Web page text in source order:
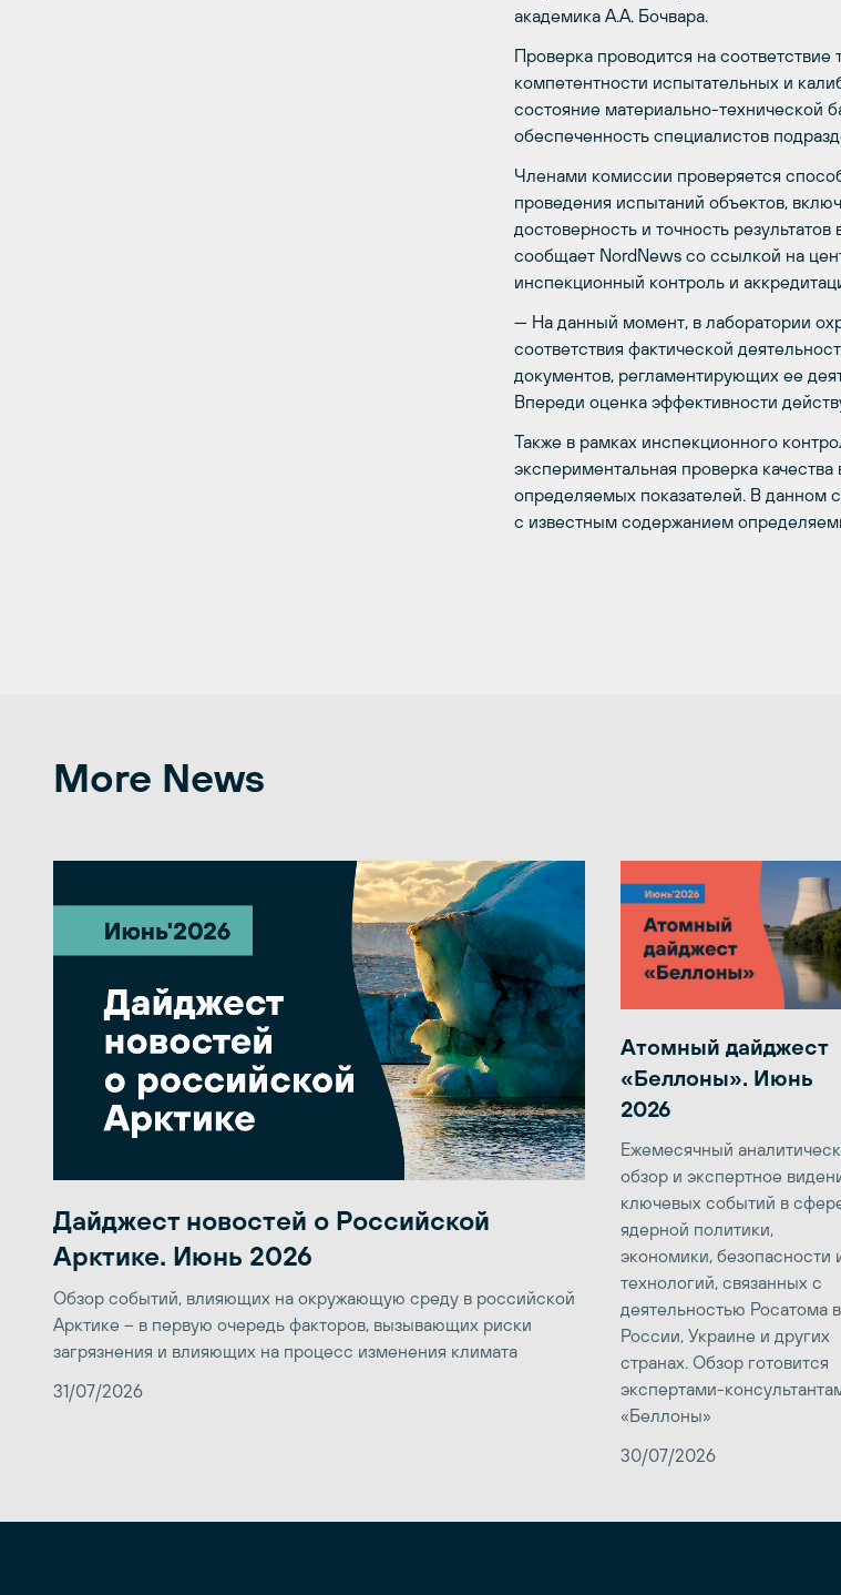
академика А.А. Бочвара.
Проверка проводится на
компетентности испытательных и
состояние материально-технической
обеспеченность специалистов
Членами комиссии проверяется
проведения испытаний объектов,
достоверность и точность
сообщает NordNews со ссылкой на
инспекционный контроль и
— На данный момент, в лаборатории
соответствия фактической
документов, регламентирующих ее
Впереди оценка эффективности
Также в рамках инспекционного
экспериментальная проверка
определяемых показателей. В данном
с известным содержанием
More News
Дайджест новостей о Российской
Арктике. Июнь 2026
Обзор событий, влияющих на окружающую среду в российской
Арктике – в первую очередь факторов, вызывающих риски
загрязнения и влияющих на процесс изменения климата
31/07/2026
Атомный дайджест
«Беллоны». Июнь
2026
Ежемесячный
обзор и экспертное
ключевых событий в
ядерной политики,
экономики, безопасности
технологий, связанных с
деятельностью Росатома в
России, Украине и других
странах. Обзор готовится
экспертами-
«Беллоны»
30/07/2026